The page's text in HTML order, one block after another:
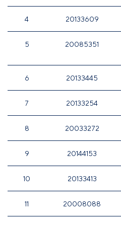
4 20133609
5 20085351
6 20133445
7 20133254
8 20033272
9 20144153
10 20133413
11 20008088